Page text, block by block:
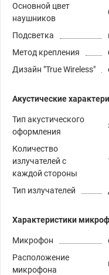
Основной цвет
наушников
Подсветка
Метод крепления
Дизайн "True Wireless"
Акустические
Тип акустического
оформления
Количество
излучателей с
каждой стороны
Тип излучателей
Характеристики
Микрофон
Расположение
микрофона